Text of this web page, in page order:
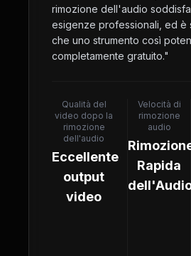
rimozione dell'audio
esigenze professionali, ed è
che uno strumento così
completamente gratuito."
Qualità del
video dopo la
rimozione
dell'audio
Eccellente
output
video
Velocità di
rimozione
audio
Rapida